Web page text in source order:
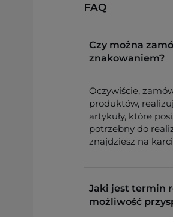
FAQ
Czy można
znakowaniem?
Oczywiście,
produktów,
artykuły, które
potrzebny do
znajdziesz na
Jaki jest termin
możliwość